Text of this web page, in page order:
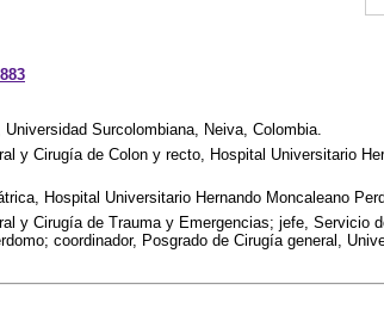
Surcolombiana, Neiva, Colombia.
y Cirugía de Colon y recto, Hospital Universitario
Hospital Universitario Hernando Moncaleano
y Cirugía de Trauma y Emergencias; jefe, Servicio
coordinador, Posgrado de Cirugía general,